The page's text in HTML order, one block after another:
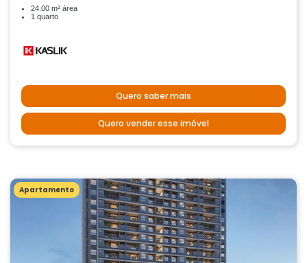
24.00 m² área
1 quarto
Quero saber mais
Quero vender esse imóvel
Apartamento